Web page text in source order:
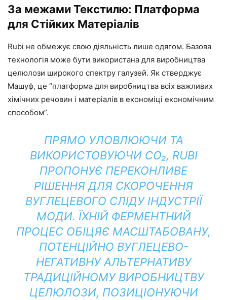
За межами Текстилю: Платформа
для Стійких Матеріалів
Rubi не обмежує свою діяльність лише одягом. Базова
технологія може бути використана для виробництва
целюлози широкого спектру галузей. Як стверджує
Машуф, це “платформа для виробництва всіх важливих
хімічних речовин і матеріалів в економіці економічним
способом”.
ПРЯМО УЛОВЛЮЮЧИ ТА
ВИКОРИСТОВУЮЧИ CO₂, RUBI
ПРОПОНУЄ ПЕРЕКОНЛИВЕ
РІШЕННЯ ДЛЯ СКОРОЧЕННЯ
ВУГЛЕЦЕВОГО СЛІДУ ІНДУСТРІЇ
МОДИ. ЇХНІЙ ФЕРМЕНТНИЙ
ПРОЦЕС ОБІЦЯЄ МАСШТАБОВАНУ,
ПОТЕНЦІЙНО ВУГЛЕЦЕВО-
НЕГАТИВНУ АЛЬТЕРНАТИВУ
ТРАДИЦІЙНОМУ ВИРОБНИЦТВУ
ЦЕЛЮЛОЗИ, ПОЗИЦІОНУЮЧИ